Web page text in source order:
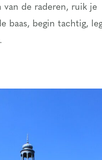
de raderen, ruik je
baas, begin tachtig,